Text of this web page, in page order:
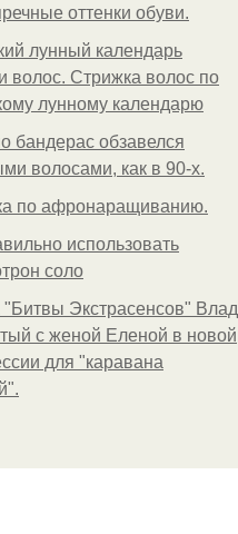
оттенки обуви.
лунный календарь
волос. Стрижка волос по
лунному календарю
бандерас обзавелся
волосами, как в 90-х.
по афронаращиванию.
использовать
соло
"Битвы Экстрасенсов" Влад
с женой Еленой в новой
для "каравана